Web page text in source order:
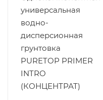
универсальная
водно-
дисперсионная
грунтовка
PURETOP PRIMER
INTRO
(КОНЦЕНТРАТ)